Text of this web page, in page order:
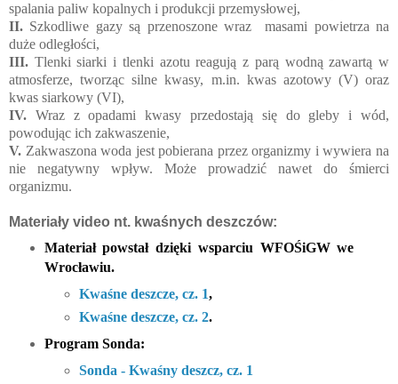
spalania paliw kopalnych i produkcji przemysłowej,
II. Szkodliwe gazy są przenoszone wraz masami powietrza na
duże odległości,
III. Tlenki siarki i tlenki azotu reagują z parą wodną zawartą w
atmosferze, tworząc silne kwasy, m.in. kwas azotowy (V) oraz
kwas siarkowy (VI),
IV. Wraz z opadami kwasy przedostają się do gleby i wód,
powodując ich zakwaszenie,
V. Zakwaszona woda jest pobierana przez organizmy i wywiera na
nie negatywny wpływ. Może prowadzić nawet do śmierci
organizmu.
Materiały video nt. kwaśnych deszczów:
Materiał powstał dzięki wsparciu WFOŚiGW we
Wrocławiu.
Kwaśne deszcze, cz. 1,
Kwaśne deszcze, cz. 2.
Program Sonda:
Sonda - Kwaśny deszcz, cz. 1